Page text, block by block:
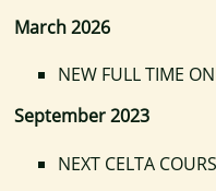
March 2026
NEW FULL TIME
September 2023
NEXT CELTA